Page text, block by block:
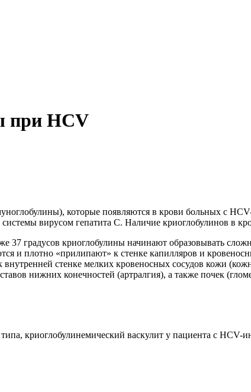
при HCV
которые появляются в крови больных с
вирусом гепатита С. Наличие криоглобулинов в
градусов криоглобулины начинают образовывать
и плотно «прилипают» к стенке капилляров и
стенке мелких кровеносных сосудов кожи
нижних конечностей (артралгия), а также почек
криоглобулинемический васкулит у пациента с HCV-